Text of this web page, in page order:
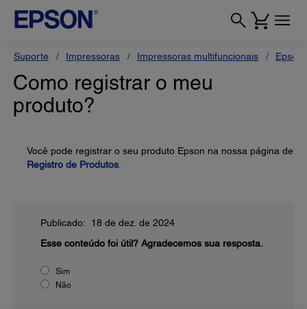
Suporte Impressoras Impressoras multifuncionais Epson
Como registrar o meu
produto?
Você pode registrar o seu produto Epson na nossa página de
Registro de Produtos
Publicado: 18 de dez. de 2024
Esse conteúdo foi útil? Agradecemos sua resposta.
Sim
Não